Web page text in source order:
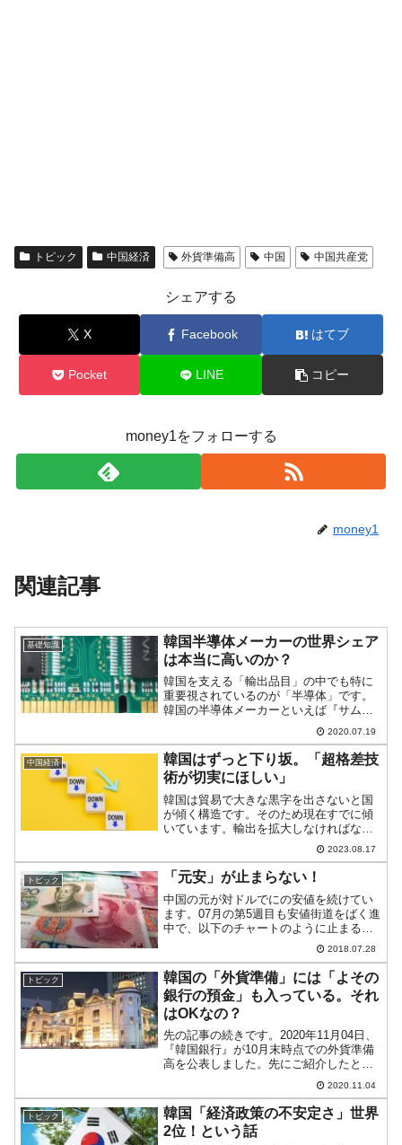
トピック 中国経済 外貨準備高 中国 中国共産党
シェアする
X Facebook はてブ
Pocket LINE コピー
money1をフォローする
money1
関連記事
基礎知識
韓国半導体メーカーの世界シェア
は本当に高いのか？
韓国を支える「輸出品目」の中でも特に
重要視されているのが「半導体」です。
韓国の半導体メーカーといえば『サムス
ン電子』や『SKハイニックス』が有名で
すが、国を代表する2つのメーカーの世界
シェアはどのように推移しているのでし
ょうか？韓国の二大メ...
2020.07.19
中国経済
韓国はずっと下り坂。「超格差技
術が切実にほしい」
韓国は貿易で大きな黒字を出さないと国
が傾く構造です。そのため現在すでに傾
いています。輸出を拡大しなければなら
ない状況ですが、中国が技術的に韓国に
追いついたため、今まで大儲もうけでき
た対中国貿易で輸出が伸びません。対中
国貿易は（韓国から見て）...
2023.08.17
トピック 「元安」が止まらない！
中国の元が対ドルでにの安値を続けてい
ます。07月の第5週目も安値街道をばく進
中で、以下のチャートのように止まる気
配は見られません(チャートは
『REUTERS』より引用)。ドルの強さを
示す「DXY」を確認すると、以下のよう
に2017年11月と...
2018.07.28
トピック
韓国の「外貨準備」には「よその
銀行の預金」も入っている。それ
はOKなの？
先の記事の続きです。2020年11月04日、
『韓国銀行』が10月末時点での外貨準備
高を公表しました。先にご紹介したとお
り、以下の結果でした。要約すれば、
「韓国の外貨準備は過去最高を更新！」
で韓国メディアは大きく取り上げていま
す。09月末から...
2020.11.04
トピック
韓国「経済政策の不安定さ」世界
2位！という話